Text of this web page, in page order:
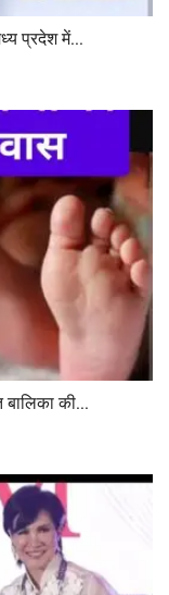
प्रदेश में...
की...